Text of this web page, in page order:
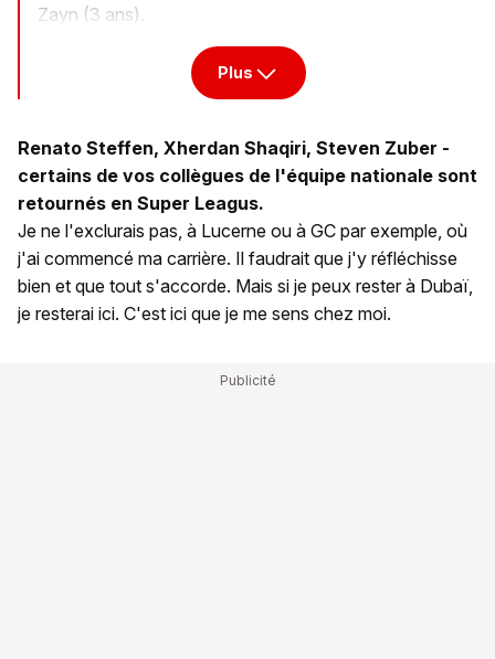
Zayn (3 ans).
Plus
Renato Steffen, Xherdan Shaqiri, Steven Zuber -
certains de vos collègues de l'équipe nationale sont
retournés en Super Leagus.
Je ne l'exclurais pas, à Lucerne ou à GC par exemple, où
j'ai commencé ma carrière. Il faudrait que j'y réfléchisse
bien et que tout s'accorde. Mais si je peux rester à Dubaï,
je resterai ici. C'est ici que je me sens chez moi.